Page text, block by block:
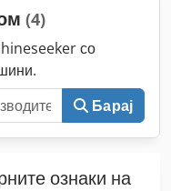
(4)
со
Барај
ознаки на